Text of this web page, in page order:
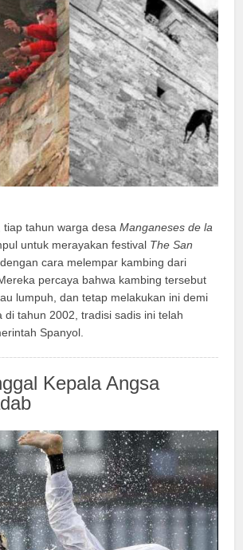
tiap tahun warga desaManganeses de la
untuk merayakan festival The San
dengan cara melempar kambing dari
percaya bahwa kambing tersebut
lumpuh, dan tetap melakukan ini demi
di tahun 2002, tradisi sadis ini telah
Spanyol.
Kepala Angsa